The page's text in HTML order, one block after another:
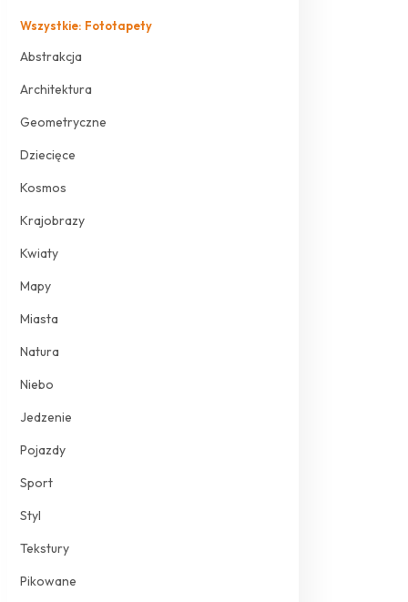
Wszystkie: Fototapety
Abstrakcja
Architektura
Geometryczne
Dziecięce
Kosmos
Krajobrazy
Kwiaty
Mapy
Miasta
Natura
Niebo
Jedzenie
Pojazdy
Sport
Styl
Tekstury
Pikowane